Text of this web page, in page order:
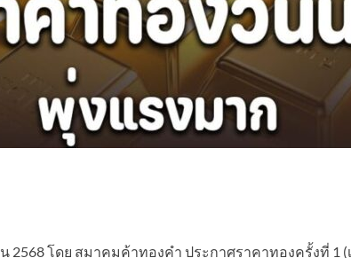
2568 โดย สมาคมค้าทองคำ ประกาศราคาทองครั้งที่ 1 (